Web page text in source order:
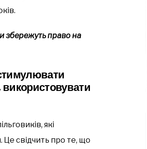
збережуть право на
які
Це свідчить про те, що